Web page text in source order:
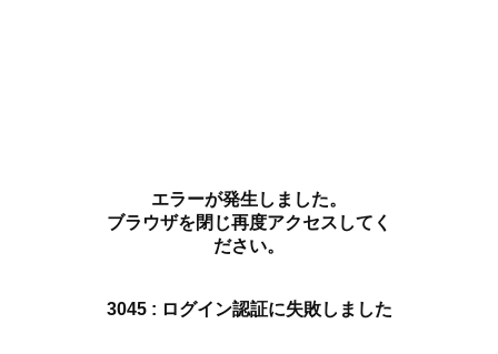
エラーが発生しました。
ブラウザを閉じ再度アクセスしてく
ださい。
3045 : ログイン認証に失敗しました